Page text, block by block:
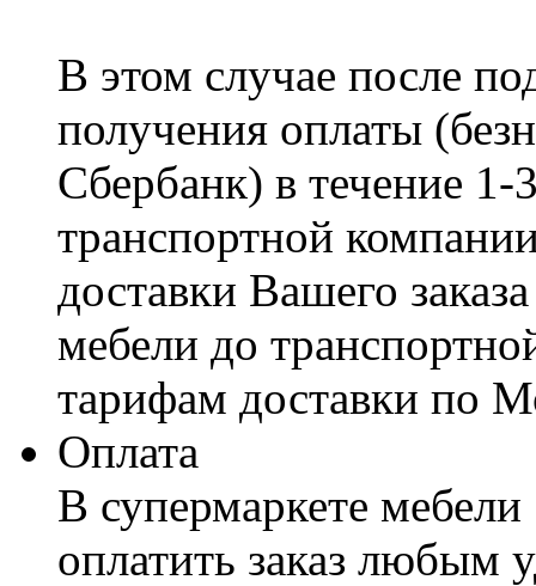
В этом случае после
получения оплаты
Сбербанк) в течение
транспортной
доставки Вашего
мебели до
тарифам доставки по
Оплата
В супермаркете
оплатить заказ любым